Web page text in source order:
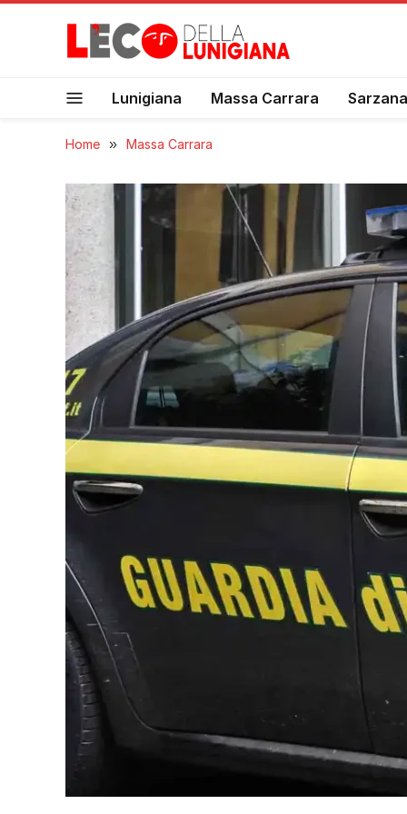
Lunigiana Massa Carrara Sarzana
Home » Massa Carrara